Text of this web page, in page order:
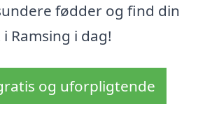
fødder og find din
Ramsing i dag!
og uforpligtende